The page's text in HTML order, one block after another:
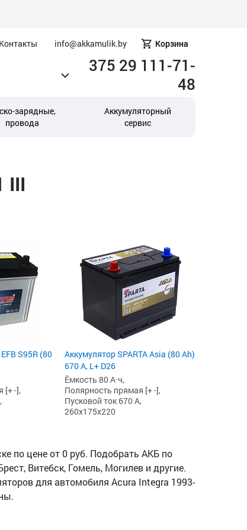
Контакты info@akkamulik.by Корзина
375 29 111-71-
48
зарядные,
провода
Аккумуляторный
сервис
III
S95R (80
[+ -],
Аккумулятор SPARTA Asia (80 Ah)
670 А, L+ D26
Ёмкость 80 А·ч,
Полярность прямая [+ -],
Пусковой ток 670 А,
260x175x220
по цене от 0 руб. Подобрать АКБ по
Витебск, Гомель, Могилев и другие.
для автомобиля Acura Integra 1993-